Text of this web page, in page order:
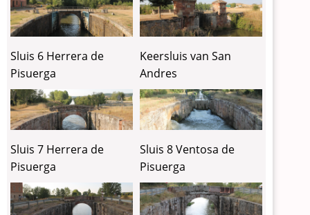
Sluis 6 Herrera de
Pisuerga
Keersluis van San
Andres
Sluis 7 Herrera de
Pisuerga
Sluis 8 Ventosa de
Pisuerga